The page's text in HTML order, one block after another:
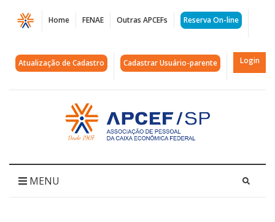
Página
Ação
Coletiva
15
Home FENAE Outras APCEFs Reserva On-line
Atualização de Cadastro Cadastrar Usuário-parente Login
Acessar
página
inicial
MENU